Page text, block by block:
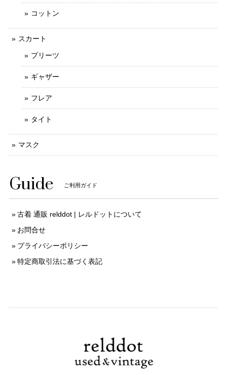
コットン
スカート
プリーツ
ギャザー
フレア
タイト
マスク
Guide ご利用ガイド
古着 通販 relddot | レルドットについて
お問合せ
プライバシーポリシー
特定商取引法に基づく表記